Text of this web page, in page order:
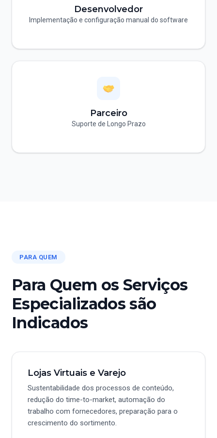
Desenvolvedor
Implementação e configuração manual do software
Parceiro
Suporte de Longo Prazo
PARA QUEM
Para Quem os Serviços
Especializados são
Indicados
Lojas Virtuais e Varejo
Sustentabilidade dos processos de conteúdo,
redução do time-to-market, automação do
trabalho com fornecedores, preparação para o
crescimento do sortimento.